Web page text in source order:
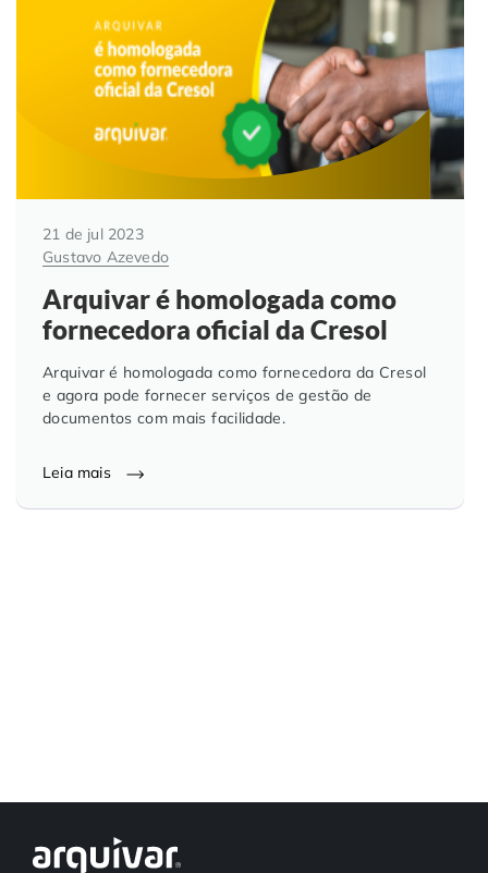
Automação de Processos
Educação Corporativa
Gerenciamento de NF-e
Adequação à LGPD
Assinatura Digital
Auditoria de Processos
Transformação Digital
Controle e Organização de Documentos Físicos
Hospitais e Clínicas
Instituições de Ensino
Departamento Pessoal
Departamento Financeiro
Cooperativas
Cases de Sucesso
Nossas Unidades
Trabalhe Conosco
O QUE NOS DIFERENCIA? DESCUBRA
21 de jul 2023
Gustavo Azevedo
Arquivar é homologada como
fornecedora oficial da Cresol
Arquivar é homologada como fornecedora da Cresol
e agora pode fornecer serviços de gestão de
documentos com mais facilidade.
Leia mais